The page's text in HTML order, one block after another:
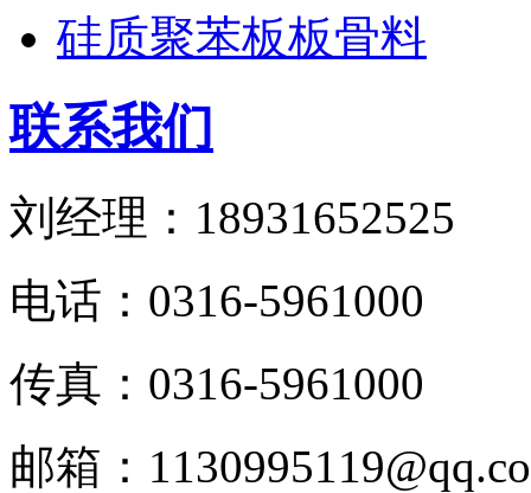
硅质聚苯板板骨料
联系我们
刘经理：18931652525
电话：0316-5961000
传真：0316-5961000
邮箱：